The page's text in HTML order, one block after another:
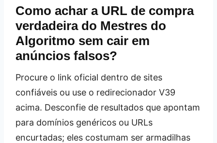
Como achar a URL de compra
verdadeira do Mestres do
Algoritmo sem cair em
anúncios falsos?
Procure o link oficial dentro de sites
confiáveis ou use o redirecionador V39
acima. Desconfie de resultados que apontam
para domínios genéricos ou URLs
encurtadas; eles costumam ser armadilhas